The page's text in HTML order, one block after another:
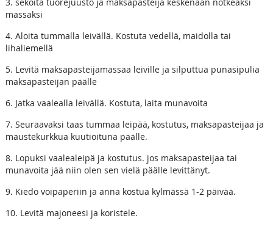
massaksi
4. Aloita tummalla leivällä. Kostuta vedellä, maidolla tai
lihaliemellä
5. Levitä maksapasteijamassaa leiville ja silputtua punasipulia
maksapasteijan päälle
6. Jatka vaalealla leivällä. Kostuta, laita munavoita
7. Seuraavaksi taas tummaa leipää, kostutus, maksapasteijaa ja
maustekurkkua kuutioituna päälle.
8. Lopuksi vaalealeipä ja kostutus. jos maksapasteijaa tai
munavoita jää niin olen sen vielä päälle levittänyt.
9. Kiedo voipaperiin ja anna kostua kylmässä 1-2 päivää.
10. Levitä majoneesi ja koristele.